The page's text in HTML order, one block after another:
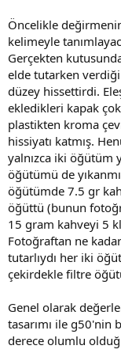
Öncelikle
kelimeyle
Gerçekten
elde tutarken
düzey hissettirdi.
ekledikleri kapak çok
plastikten kroma
hissiyatı katmış.
yalnızca iki öğütüm
öğütümü de
öğütümde 7.5 gr
öğüttü (bunun
15 gram kahveyi 5
Fotoğraftan ne
tutarlıydı her iki
çekirdekle filtre
Genel olarak
tasarımı ile
derece olumlu